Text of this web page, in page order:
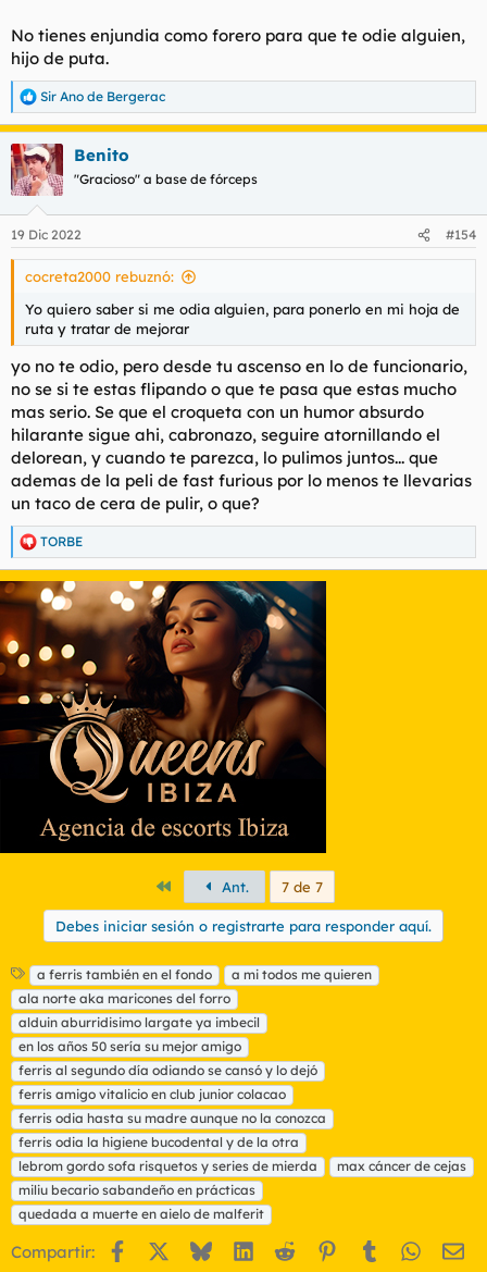
No tienes enjundia como forero para que te odie alguien,
hijo de puta.
R
e
a
c
c
i
e
s
Sir Ano de Bergerac
Benito
"Gracioso" a base de fórceps
19 Dic 2022 #154
cocreta2000 rebuznó:
Yo quiero saber si me odia alguien, para ponerlo en mi hoja de
ruta y tratar de mejorar
yo no te odio, pero desde tu ascenso en lo de funcionario,
no se si te estas flipando o que te pasa que estas mucho
mas serio. Se que el croqueta con un humor absurdo
hilarante sigue ahi, cabronazo, seguire atornillando el
delorean, y cuando te parezca, lo pulimos juntos... que
ademas de la peli de fast furious por lo menos te llevarias
un taco de cera de pulir, o que?
R
e
a
c
o
n
s
TORBE
PrimeroAnt. 7 de 7
Debes iniciar sesión o registrarte para responder aquí.
E
t
i
q
u
e
t
a
s
a ferris también en el fondo
a mi todos me quieren
ala norte aka maricones del forro
alduin aburridisimo largate ya imbecil
en los años 50 sería su mejor amigo
ferris al segundo día odiando se cansó y lo dejó
ferris amigo vitalicio en club junior colacao
ferris odia hasta su madre aunque no la conozca
ferris odia la higiene bucodental y de la otra
lebrom gordo sofa risquetos y series de mierda
max cáncer de cejas
miliu becario sabandeño en prácticas
quedada a muerte en aielo de malferit
Compartir: Facebook BlueskyLinkedIn
Reddit Pinterest
Tumblr